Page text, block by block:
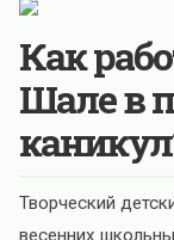
Как
Шале в
Творческий
весенних